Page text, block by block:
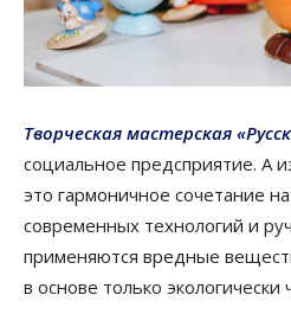
Творческая мастерская
социальное предсприятие. А
это гармоничное сочетание
современных технологий и
применяются вредные
в основе только